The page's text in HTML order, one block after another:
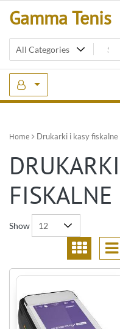
Gamma Tenis
Home Drukarki i kasy fiskalne
FISKALNE
Show